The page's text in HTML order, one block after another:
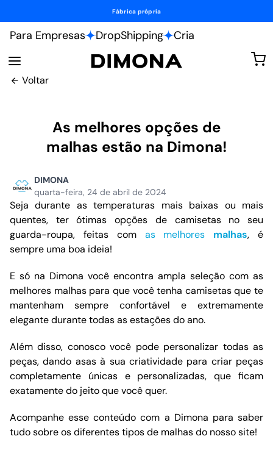
Fábrica própria
Para Empresas DropShipping Cria
Voltar
As melhores opções de
malhas estão na Dimona!
DIMONA
quarta-feira, 24 de abril de 2024
Seja durante as temperaturas mais baixas ou mais
quentes, ter ótimas opções de camisetas no seu
guarda-roupa, feitas com as melhores malhas, é
sempre uma boa ideia!
E só na Dimona você encontra ampla seleção com as
melhores malhas para que você tenha camisetas que te
mantenham sempre confortável e extremamente
elegante durante todas as estações do ano.
Além disso, conosco você pode personalizar todas as
peças, dando asas à sua criatividade para criar peças
completamente únicas e personalizadas, que ficam
exatamente do jeito que você quer.
Acompanhe esse conteúdo com a Dimona para saber
tudo sobre os diferentes tipos de malhas do nosso site!